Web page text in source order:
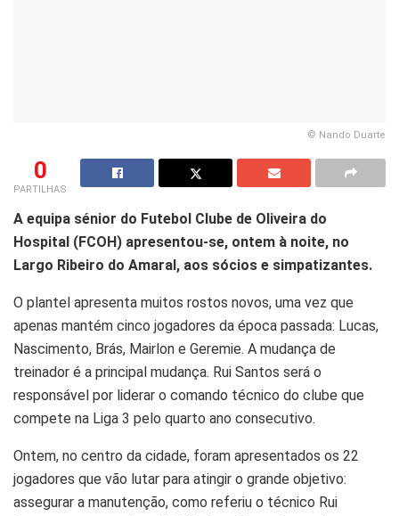
© Nando Duarte
0
PARTILHAS
A equipa sénior do Futebol Clube de Oliveira do
Hospital (FCOH) apresentou-se, ontem à noite, no
Largo Ribeiro do Amaral, aos sócios e simpatizantes.
O plantel apresenta muitos rostos novos, uma vez que
apenas mantém cinco jogadores da época passada: Lucas,
Nascimento, Brás, Mairlon e Geremie. A mudança de
treinador é a principal mudança. Rui Santos será o
responsável por liderar o comando técnico do clube que
compete na Liga 3 pelo quarto ano consecutivo.
Ontem, no centro da cidade, foram apresentados os 22
jogadores que vão lutar para atingir o grande objetivo:
assegurar a manutenção, como referiu o técnico Rui